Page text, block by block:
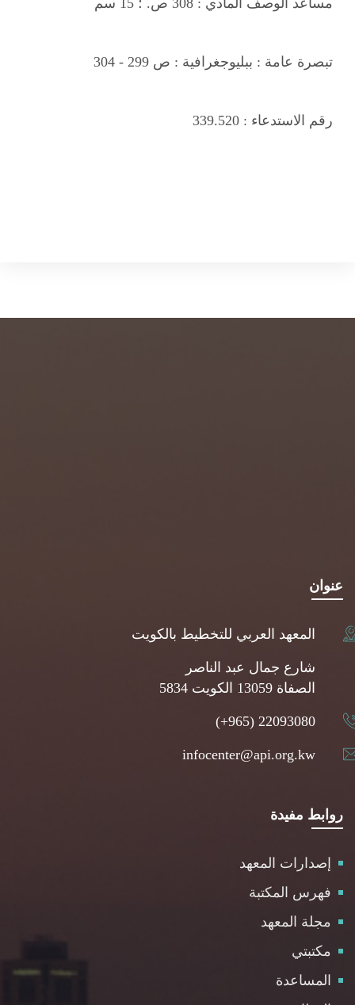
مساعد الوصف المادي :308 ص. ؛ 15 سم
تبصرة عامة : ببليوجغرافية : ص 299 - 304
رقم الاستدعاء :339.520
عنوان
المعهد العربي للتخطيط بالكويت
شارع جمال عبد الناصر
5834 الصفاة 13059 الكويت
(+965) 22093080
infocenter@api.org.kw
روابط مفيدة
إصدارات المعهد
فهرس المكتبة
مجلة المعهد
مكتبتي
المساعدة